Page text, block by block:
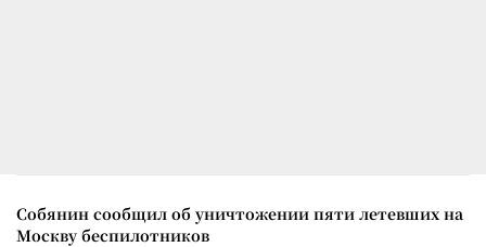
Собянин сообщил об уничтожении пяти летевших на
Москву беспилотников